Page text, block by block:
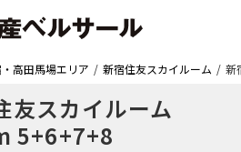
高田馬場エリア 新宿住友スカイルーム 新
友スカイルーム
5+6+7+8